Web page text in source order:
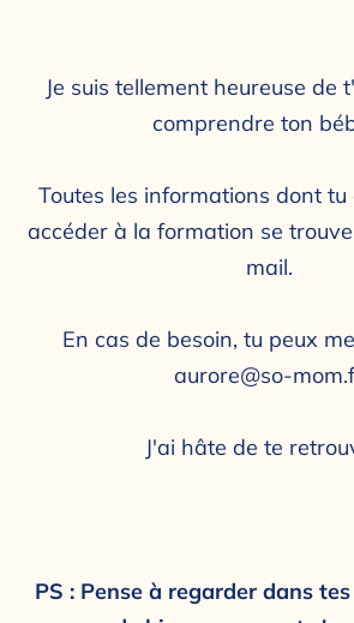
Je suis tellement heureuse de
comprendre ton
Toutes les informations dont
accéder à la formation se
mail.
En cas de besoin, tu peux
aurore@so-
J'ai hâte de te
PS : Pense à regarder dans